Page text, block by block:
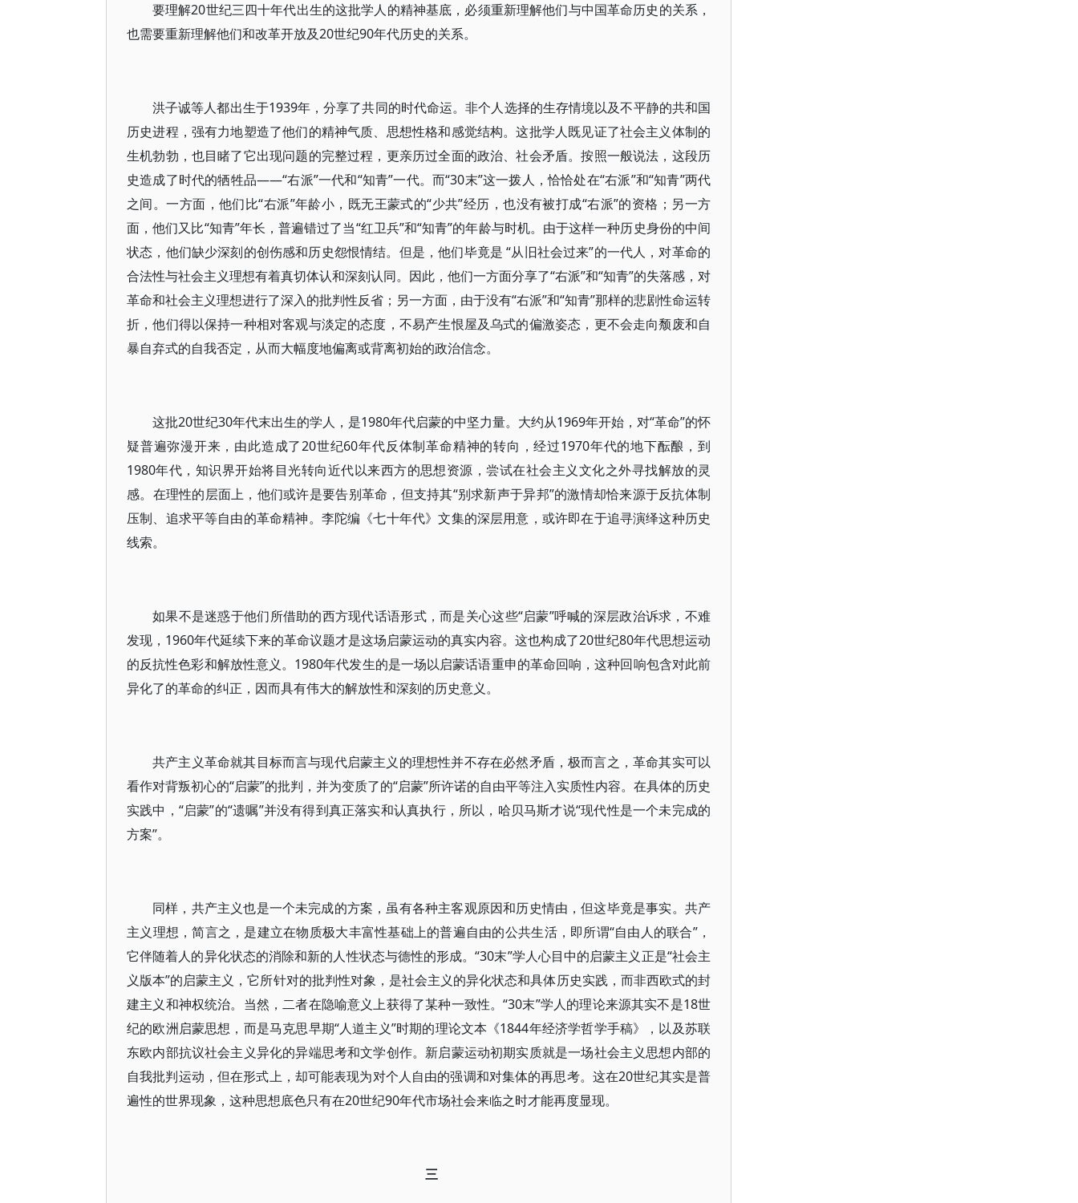
要理解20世纪三四十年代出生的这批学人的精神基底，必须重新理解他们与中国革命历史的关系，
也需要重新理解他们和改革开放及20世纪90年代历史的关系。
洪子诚等人都出生于1939年，分享了共同的时代命运。非个人选择的生存情境以及不平静的共和国
历史进程，强有力地塑造了他们的精神气质、思想性格和感觉结构。这批学人既见证了社会主义体制的
生机勃勃，也目睹了它出现问题的完整过程，更亲历过全面的政治、社会矛盾。按照一般说法，这段历
史造成了时代的牺牲品——“右派”一代和“知青”一代。而“30末”这一拨人，恰恰处在“右派”和“知青”两代
之间。一方面，他们比“右派”年龄小，既无王蒙式的“少共”经历，也没有被打成“右派”的资格；另一方
面，他们又比“知青”年长，普遍错过了当“红卫兵”和“知青”的年龄与时机。由于这样一种历史身份的中间
状态，他们缺少深刻的创伤感和历史怨恨情结。但是，他们毕竟是 “从旧社会过来”的一代人，对革命的
合法性与社会主义理想有着真切体认和深刻认同。因此，他们一方面分享了“右派”和“知青”的失落感，对
革命和社会主义理想进行了深入的批判性反省；另一方面，由于没有“右派”和“知青”那样的悲剧性命运转
折，他们得以保持一种相对客观与淡定的态度，不易产生恨屋及乌式的偏激姿态，更不会走向颓废和自
暴自弃式的自我否定，从而大幅度地偏离或背离初始的政治信念。
这批20世纪30年代末出生的学人，是1980年代启蒙的中坚力量。大约从1969年开始，对“革命”的怀
疑普遍弥漫开来，由此造成了20世纪60年代反体制革命精神的转向，经过1970年代的地下酝酿，到
1980年代，知识界开始将目光转向近代以来西方的思想资源，尝试在社会主义文化之外寻找解放的灵
感。在理性的层面上，他们或许是要告别革命，但支持其“别求新声于异邦”的激情却恰来源于反抗体制
压制、追求平等自由的革命精神。李陀编《七十年代》文集的深层用意，或许即在于追寻演绎这种历史
线索。
如果不是迷惑于他们所借助的西方现代话语形式，而是关心这些“启蒙”呼喊的深层政治诉求，不难
发现，1960年代延续下来的革命议题才是这场启蒙运动的真实内容。这也构成了20世纪80年代思想运动
的反抗性色彩和解放性意义。1980年代发生的是一场以启蒙话语重申的革命回响，这种回响包含对此前
异化了的革命的纠正，因而具有伟大的解放性和深刻的历史意义。
共产主义革命就其目标而言与现代启蒙主义的理想性并不存在必然矛盾，极而言之，革命其实可以
看作对背叛初心的“启蒙”的批判，并为变质了的“启蒙”所许诺的自由平等注入实质性内容。在具体的历史
实践中，“启蒙”的“遗嘱”并没有得到真正落实和认真执行，所以，哈贝马斯才说“现代性是一个未完成的
方案”。
同样，共产主义也是一个未完成的方案，虽有各种主客观原因和历史情由，但这毕竟是事实。共产
主义理想，简言之，是建立在物质极大丰富性基础上的普遍自由的公共生活，即所谓“自由人的联合”，
它伴随着人的异化状态的消除和新的人性状态与德性的形成。“30末”学人心目中的启蒙主义正是“社会主
义版本”的启蒙主义，它所针对的批判性对象，是社会主义的异化状态和具体历史实践，而非西欧式的封
建主义和神权统治。当然，二者在隐喻意义上获得了某种一致性。“30末”学人的理论来源其实不是18世
纪的欧洲启蒙思想，而是马克思早期“人道主义”时期的理论文本《1844年经济学哲学手稿》，以及苏联
东欧内部抗议社会主义异化的异端思考和文学创作。新启蒙运动初期实质就是一场社会主义思想内部的
自我批判运动，但在形式上，却可能表现为对个人自由的强调和对集体的再思考。这在20世纪其实是普
遍性的世界现象，这种思想底色只有在20世纪90年代市场社会来临之时才能再度显现。
三